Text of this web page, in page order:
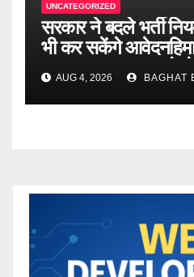
UNCATEGORIZED
सरकार ने बदले भर्ती
भी कर सकेंगे
बड़ा बदलाव! अब पहले से
मिलेगा मौका….
AUG 4, 2026 BAGHAT